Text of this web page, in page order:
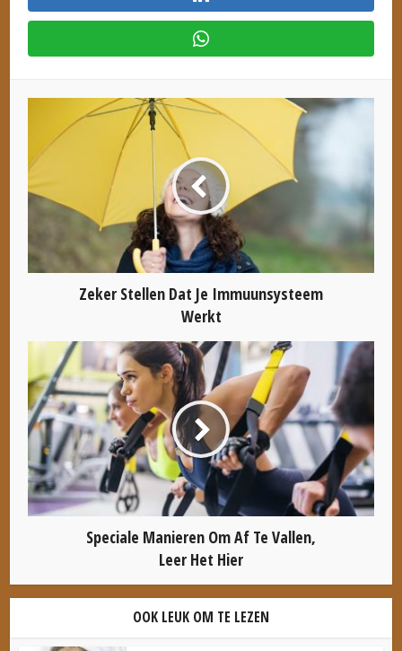
Zeker Stellen Dat Je Immuunsysteem
Werkt
Speciale Manieren Om Af Te Vallen,
Leer Het Hier
OOK LEUK OM TE LEZEN